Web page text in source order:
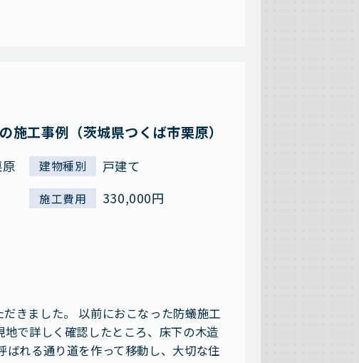
施工事例（茨城県つくば市栗原）
建物種別 戸建て
施工費用 330,000円
きました。 以前におこなった防蟻施工
で詳しく確認したところ、床下の木造
れる通り道を作って移動し、大切な住